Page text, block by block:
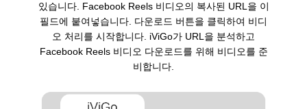
있습니다. Facebook Reels 비디오의 복사된 URL을 이
필드에 붙여넣습니다. 다운로드 버튼을 클릭하여 비디
오 처리를 시작합니다. iViGo가 URL을 분석하고
Facebook Reels 비디오 다운로드를 위해 비디오를 준
비합니다.